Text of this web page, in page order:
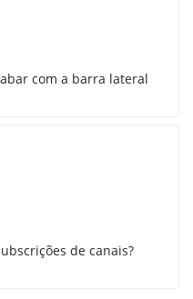
com a barra lateral
de canais?